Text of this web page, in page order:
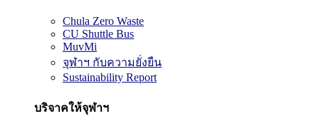
Chula Zero Waste
CU Shuttle Bus
MuvMi
จุฬาฯ กับความยั่งยืน
Sustainability Report
บริจาคให้จุฬาฯ